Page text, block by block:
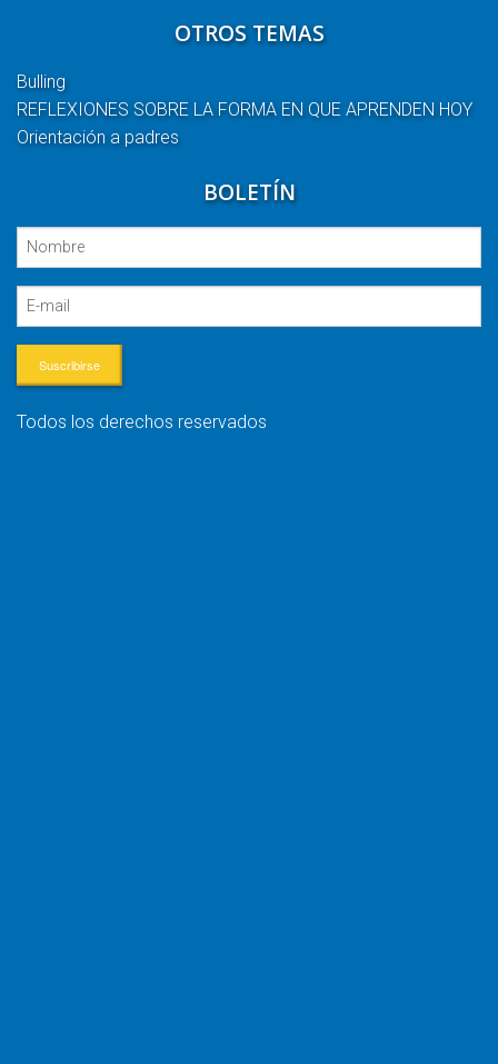
OTROS TEMAS
Bulling
REFLEXIONES SOBRE LA FORMA EN QUE APRENDEN HOY
Orientación a padres
BOLETÍN
Suscribirse
Todos los derechos reservados